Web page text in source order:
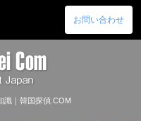
お問い合わせ
識｜韓国探偵.COM